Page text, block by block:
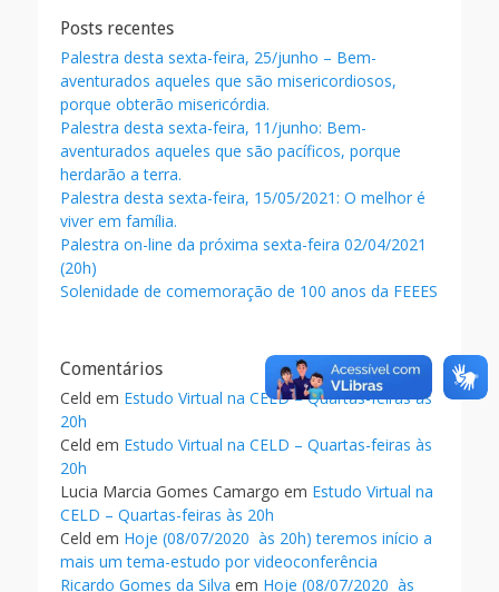
o
k
Posts recentes
Palestra desta sexta-feira, 25/junho – Bem-
aventurados aqueles que são misericordiosos,
porque obterão misericórdia.
Palestra desta sexta-feira, 11/junho: Bem-
aventurados aqueles que são pacíficos, porque
herdarão a terra.
Palestra desta sexta-feira, 15/05/2021: O melhor é
viver em família.
Palestra on-line da próxima sexta-feira 02/04/2021
(20h)
Solenidade de comemoração de 100 anos da FEEES
Comentários
Celd em Estudo Virtual na CELD – Quartas-feiras às
20h
Celd em Estudo Virtual na CELD – Quartas-feiras às
20h
Lucia Marcia Gomes Camargo em Estudo Virtual na
CELD – Quartas-feiras às 20h
Celd em Hoje (08/07/2020 às 20h) teremos início a
mais um tema-estudo por videoconferência
Ricardo Gomes da Silva em Hoje (08/07/2020 às